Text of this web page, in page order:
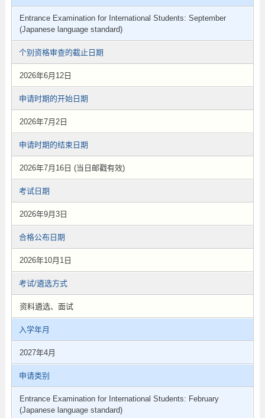
Entrance Examination for International Students: September
(Japanese language standard)
个别资格审查的截止日期
2026年6月12日
申请时期的开始日期
2026年7月2日
申请时期的结束日期
2026年7月16日 (当日邮戳有效)
考试日期
2026年9月3日
合格公布日期
2026年10月1日
考试/遴选方式
资料遴选、面试
入学年月
2027年4月
申请类别
Entrance Examination for International Students: February
(Japanese language standard)